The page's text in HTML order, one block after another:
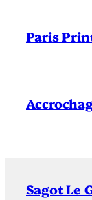
Paris
Sagot Le